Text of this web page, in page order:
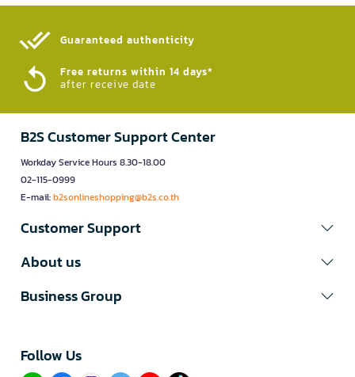
Guaranteed authenticity​
Free returns within 14 days*
after receive date
B2S Customer Support Center
Workday Service Hours 8.30-18.00
02-115-0999
E-mail:b2sonlineshopping@b2s.co.th
Customer Support
About us
Business Group
Follow Us​